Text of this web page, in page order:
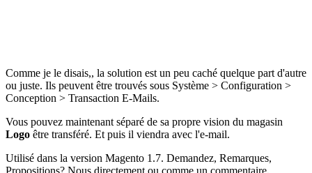
Comme je le disais,, la solution est un peu caché quelque part d'autre
ou juste. Ils peuvent être trouvés sous Système > Configuration >
Conception > Transaction E-Mails.
Vous pouvez maintenant séparé de sa propre vision du magasin
Logo être transféré. Et puis il viendra avec l'e-mail.
Utilisé dans la version Magento 1.7. Demandez, Remarques,
Propositions? Nous directement ou comme un commentaire.